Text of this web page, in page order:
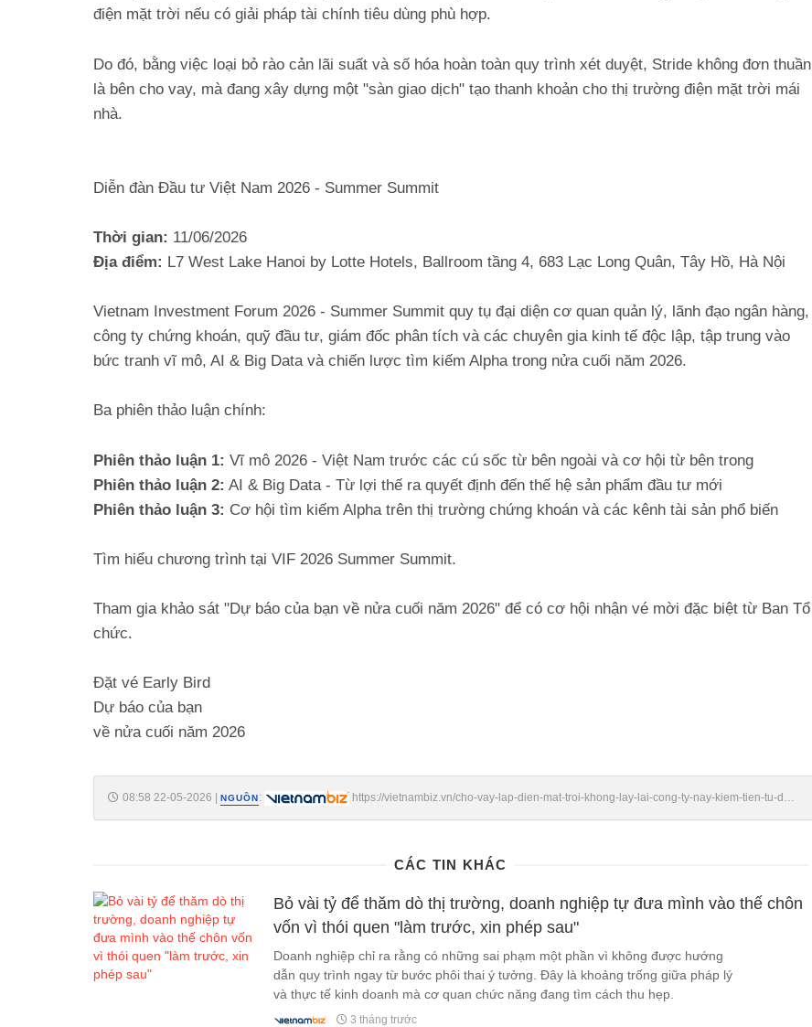
điện mặt trời nếu có giải pháp tài chính tiêu dùng phù hợp.
Do đó, bằng việc loại bỏ rào cản lãi suất và số hóa hoàn toàn quy trình xét duyệt, Stride không đơn thuần
là bên cho vay, mà đang xây dựng một "sàn giao dịch" tạo thanh khoản cho thị trường điện mặt trời mái
nhà.
Diễn đàn Đầu tư Việt Nam 2026 - Summer Summit
Thời gian: 11/06/2026
Địa điểm: L7 West Lake Hanoi by Lotte Hotels, Ballroom tầng 4, 683 Lạc Long Quân, Tây Hồ, Hà Nội
Vietnam Investment Forum 2026 - Summer Summit quy tụ đại diện cơ quan quản lý, lãnh đạo ngân hàng,
công ty chứng khoán, quỹ đầu tư, giám đốc phân tích và các chuyên gia kinh tế độc lập, tập trung vào
bức tranh vĩ mô, AI & Big Data và chiến lược tìm kiếm Alpha trong nửa cuối năm 2026.
Ba phiên thảo luận chính:
Phiên thảo luận 1: Vĩ mô 2026 - Việt Nam trước các cú sốc từ bên ngoài và cơ hội từ bên trong
Phiên thảo luận 2: AI & Big Data - Từ lợi thế ra quyết định đến thế hệ sản phẩm đầu tư mới
Phiên thảo luận 3: Cơ hội tìm kiếm Alpha trên thị trường chứng khoán và các kênh tài sản phổ biến
Tìm hiểu chương trình tại VIF 2026 Summer Summit.
Tham gia khảo sát "Dự báo của bạn về nửa cuối năm 2026" để có cơ hội nhận vé mời đặc biệt từ Ban Tổ
chức.
Đặt vé Early Bird
Dự báo của bạn
về nửa cuối năm 2026
08:58 22-05-2026 NGUỒN:
https://vietnambiz.vn/cho-vay-lap-dien-mat-troi-khong-lay-lai-cong-ty-nay-kiem-tien-tu-dau-
CÁC TIN KHÁC
Bỏ vài tỷ để thăm dò thị trường, doanh nghiệp tự đưa mình vào thế chôn
vốn vì thói quen "làm trước, xin phép sau"
Doanh nghiệp chỉ ra rằng có những sai phạm một phần vì không được hướng
dẫn quy trình ngay từ bước phôi thai ý tưởng. Đây là khoảng trống giữa pháp lý
và thực tế kinh doanh mà cơ quan chức năng đang tìm cách thu hẹp.
3 tháng trước